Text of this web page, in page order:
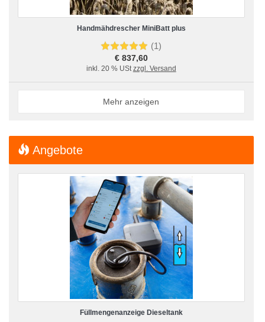
Handmähdrescher MiniBatt plus
(1)
€ 837,60
inkl. 20 % UStzzgl. Versand
Mehr anzeigen
Angebote
Füllmengenanzeige Dieseltank